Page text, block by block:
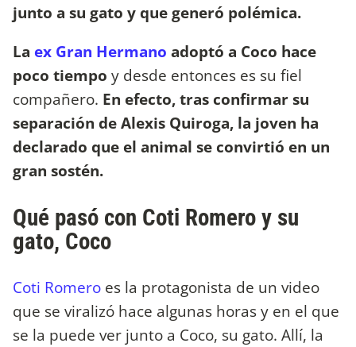
junto a su gato y que generó polémica.
La ex Gran Hermano adoptó a Coco hace
poco tiempo y desde entonces es su fiel
compañero. En efecto, tras confirmar su
separación de Alexis Quiroga, la joven ha
declarado que el animal se convirtió en un
gran sostén.
Qué pasó con Coti Romero y su
gato, Coco
Coti Romero es la protagonista de un video
que se viralizó hace algunas horas y en el que
se la puede ver junto a Coco, su gato. Allí, la